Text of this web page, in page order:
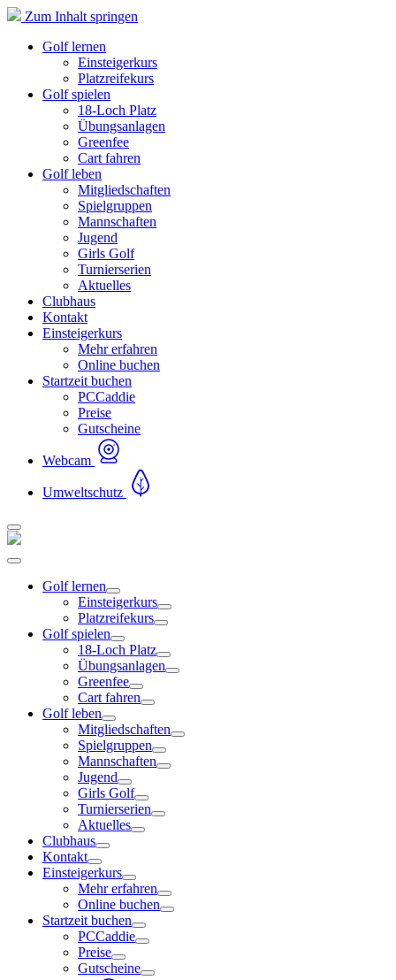
Zum Inhalt springen
Golf lernen
Einsteigerkurs
Platzreifekurs
Golf spielen
18-Loch Platz
Übungsanlagen
Greenfee
Cart fahren
Golf leben
Mitgliedschaften
Spielgruppen
Mannschaften
Jugend
Girls Golf
Turnierserien
Aktuelles
Clubhaus
Kontakt
Einsteigerkurs
Mehr erfahren
Online buchen
Startzeit buchen
PCCaddie
Preise
Gutscheine
Webcam
Umweltschutz
Golf lernen
Einsteigerkurs
Platzreifekurs
Golf spielen
18-Loch Platz
Übungsanlagen
Greenfee
Cart fahren
Golf leben
Mitgliedschaften
Spielgruppen
Mannschaften
Jugend
Girls Golf
Turnierserien
Aktuelles
Clubhaus
Kontakt
Einsteigerkurs
Mehr erfahren
Online buchen
Startzeit buchen
PCCaddie
Preise
Gutscheine